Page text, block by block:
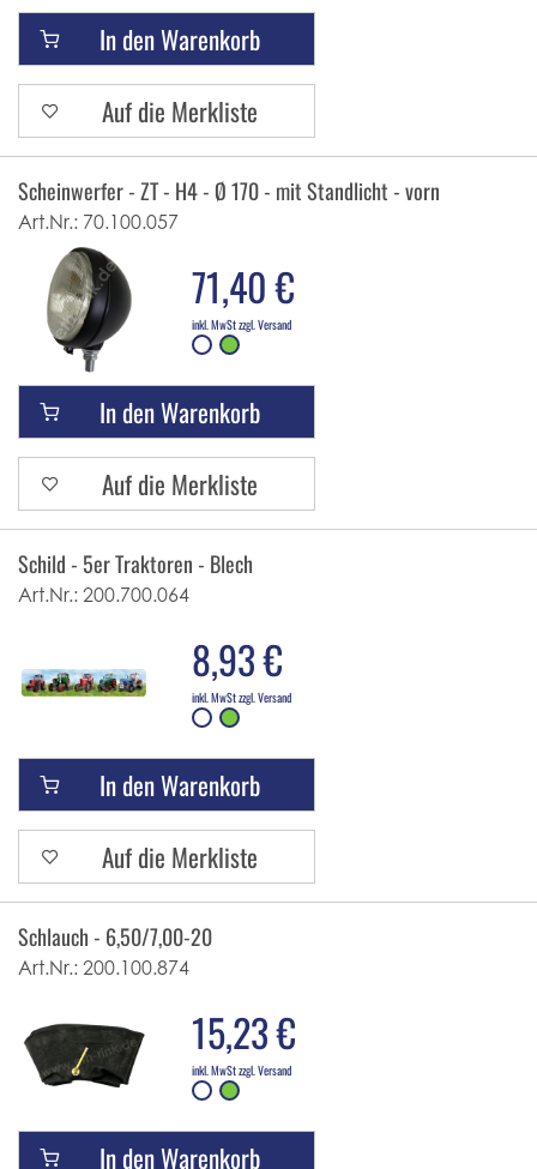
In den Warenkorb
Auf die Merkliste
Scheinwerfer - ZT - H4 - Ø 170 - mit Standlicht - vorn
Art.Nr.: 70.100.057
71,40 €
inkl. MwSt zzgl. Versand
In den Warenkorb
Auf die Merkliste
Schild - 5er Traktoren - Blech
Art.Nr.: 200.700.064
8,93 €
inkl. MwSt zzgl. Versand
In den Warenkorb
Auf die Merkliste
Schlauch - 6,50/7,00-20
Art.Nr.: 200.100.874
15,23 €
inkl. MwSt zzgl. Versand
In den Warenkorb